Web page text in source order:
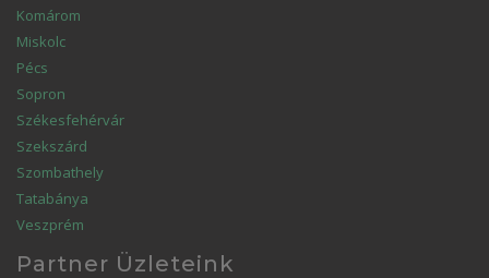
Komárom
Miskolc
Pécs
Sopron
Székesfehérvár
Szekszárd
Szombathely
Tatabánya
Veszprém
Partner Üzleteink